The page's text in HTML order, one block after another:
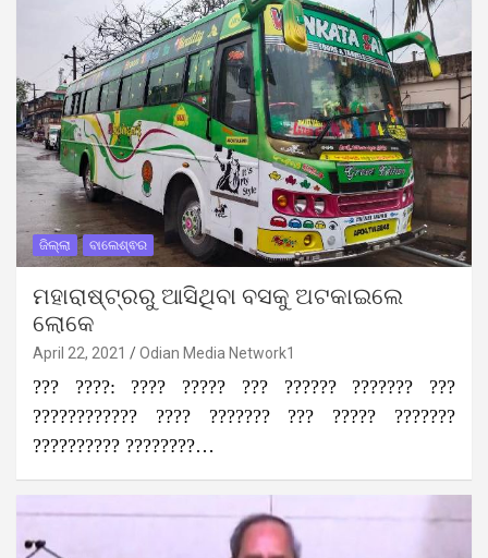
ଜିଲ୍ଲା ବାଲେଶ୍ଵର
ମହାରାଷ୍ଟ୍ରରୁ ଆସିଥିବା ବସକୁ ଅଟକାଇଲେ
ଲୋକେ
April 22, 2021 Odian Media Network1
??? ????: ???? ????? ??? ?????? ??????? ???
???????????? ???? ??????? ??? ????? ???????
?????????? ????????…